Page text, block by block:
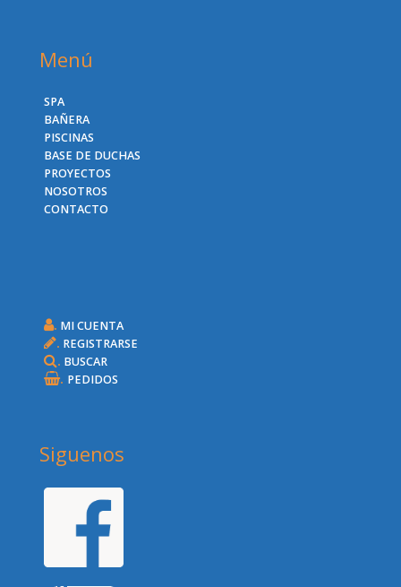
Menú
SPA
BAÑERA
PISCINAS
BASE DE DUCHAS
PROYECTOS
NOSOTROS
CONTACTO
. MI CUENTA
. REGISTRARSE
. BUSCAR
. PEDIDOS
Siguenos